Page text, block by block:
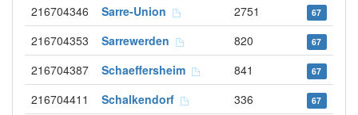
216704346 Sarre-Union 2751 67
216704353 Sarrewerden 820 67
216704387 Schaeffersheim 841 67
216704411 Schalkendorf 336 67